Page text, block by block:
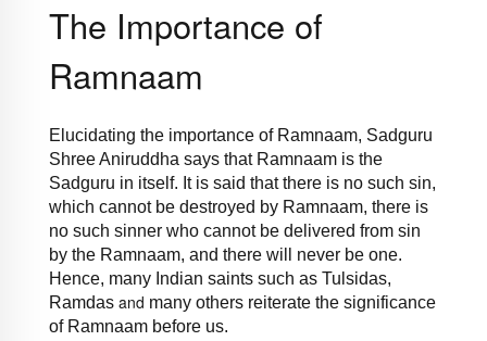
The Importance of
Ramnaam
Elucidating the importance of Ramnaam, Sadguru
Shree Aniruddha says that Ramnaam is the
Sadguru in itself. It is said that there is no such sin,
which cannot be destroyed by Ramnaam, there is
no such sinner who cannot be delivered from sin
by the Ramnaam, and there will never be one.
Hence, many Indian saints such as Tulsidas,
Ramdas and many others reiterate the significance
of Ramnaam before us.